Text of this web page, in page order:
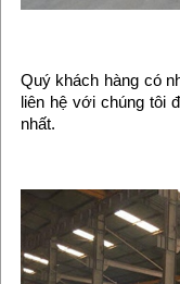
Quý khách hàng có
liên hệ với chúng tôi
nhất.